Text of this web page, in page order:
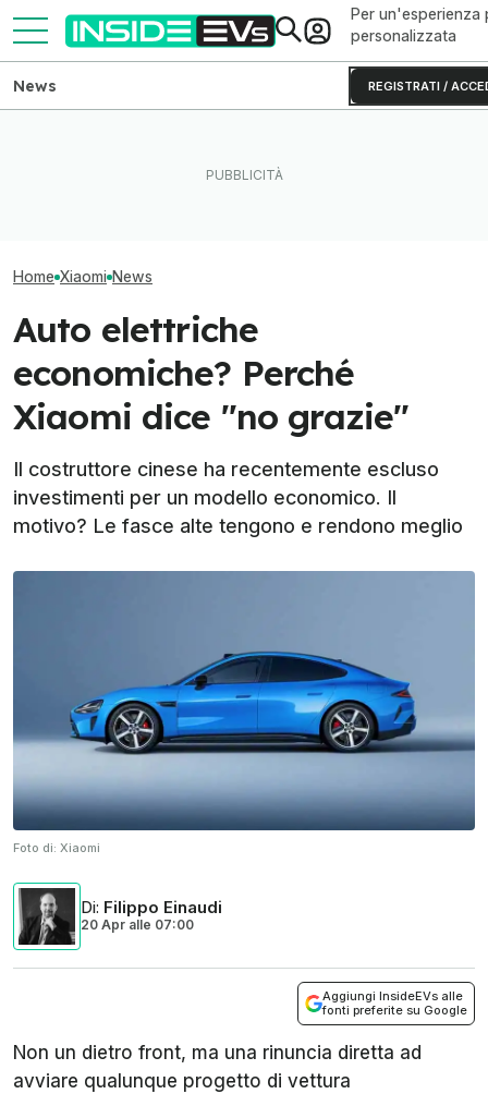
Per un'esperienza
personalizzata
REGISTRATI /
News
Home Xiaomi News
Auto elettriche
economiche? Perché
Xiaomi dice "no grazie"
Il costruttore cinese ha recentemente escluso
investimenti per un modello economico. Il
motivo? Le fasce alte tengono e rendono meglio
Foto di: Xiaomi
Di: Filippo Einaudi
20 Apr alle 07:00
Aggiungi InsideEVs alle
fonti preferite su Google
Non un dietro front, ma una rinuncia diretta ad
avviare qualunque progetto di vettura